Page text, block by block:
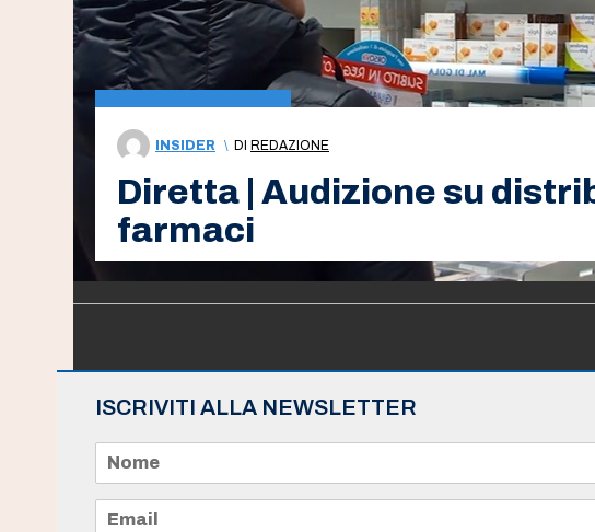
INSIDER \ DI REDAZIONE
Diretta | Audizione su
farmaci
ISCRIVITI ALLA NEWSLETTER
m
e